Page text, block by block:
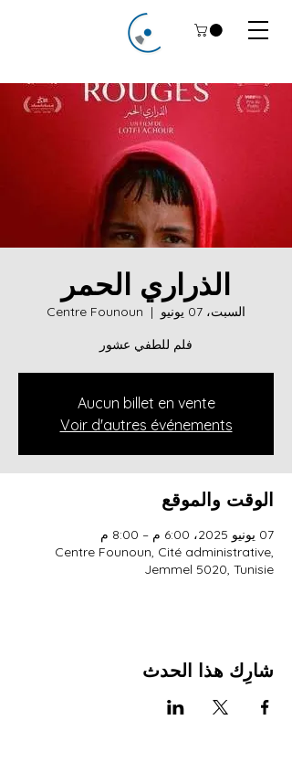
الذراري الحمر
السبت، 07 يونيو
  |
Centre Founoun
فلم للطفي عشور
Aucun billet en vente
Voir d'autres événements
الوقت والموقع
07 يونيو 2025، 6:00 م – 8:00 م
Centre Founoun, Cité administrative,
Jemmel 5020, Tunisie
شارِك هذا الحدث